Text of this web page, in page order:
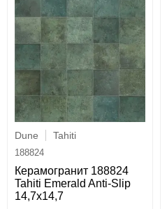
Dune Tahiti
188824
Керамогранит 188824
Tahiti Emerald Anti-Slip
14,7x14,7